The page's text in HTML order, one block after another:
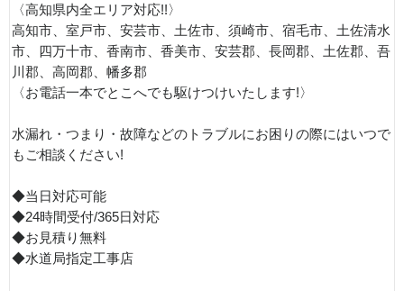
〈高知県内全エリア対応!!〉
高知市、室戸市、安芸市、土佐市、須崎市、宿毛市、土佐清水
市、四万十市、香南市、香美市、安芸郡、長岡郡、土佐郡、吾
川郡、高岡郡、幡多郡
〈お電話一本でとこへでも駆けつけいたします!〉
水漏れ・つまり・故障などのトラブルにお困りの際にはいつで
もご相談ください!
◆当日対応可能
◆24時間受付/365日対応
◆お見積り無料
◆水道局指定工事店